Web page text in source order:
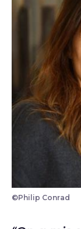
©Philip Conrad